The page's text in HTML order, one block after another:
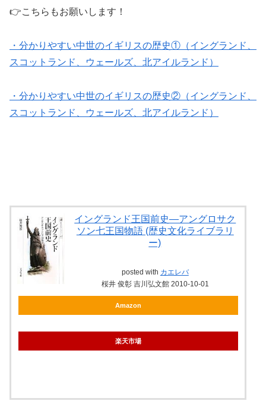
👉こちらもお願いします！
・分かりやすい中世のイギリスの歴史①（イングランド、
スコットランド、ウェールズ、北アイルランド）
・分かりやすい中世のイギリスの歴史②（イングランド、
スコットランド、ウェールズ、北アイルランド）
イングランド王国前史―アングロサク
ソン七王国物語 (歴史文化ライブラリ
ー)
posted with カエレバ
桜井 俊彰 吉川弘文館 2010-10-01
Amazon
楽天市場